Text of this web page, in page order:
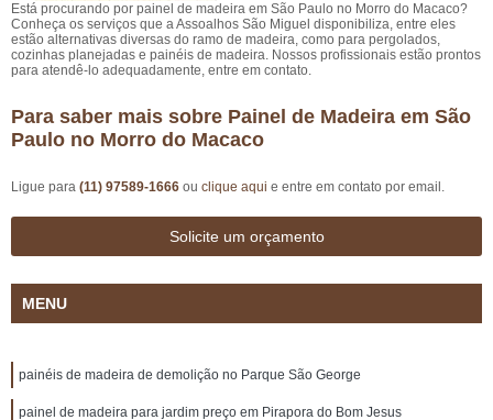
Está procurando por painel de madeira em São Paulo no Morro do Macaco?
Conheça os serviços que a Assoalhos São Miguel disponibiliza, entre eles
estão alternativas diversas do ramo de madeira, como para pergolados,
cozinhas planejadas e painéis de madeira. Nossos profissionais estão prontos
para atendê-lo adequadamente, entre em contato.
Para saber mais sobre Painel de Madeira em São
Paulo no Morro do Macaco
Ligue para (11) 97589-1666 ou clique aqui e entre em contato por email.
Solicite um orçamento
MENU
painéis de madeira de demolição no Parque São George
painel de madeira para jardim preço em Pirapora do Bom Jesus